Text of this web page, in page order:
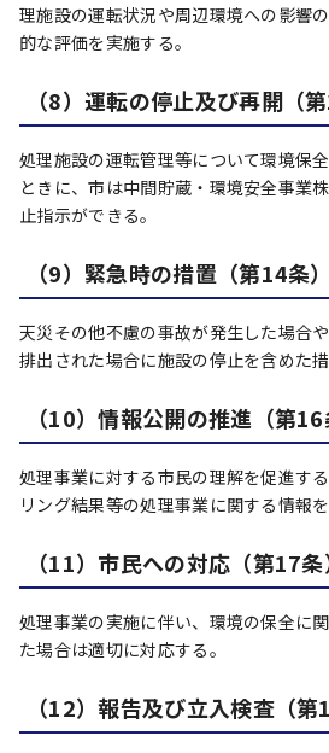
理施設の運転状況や周辺環境への影響
的な評価を実施する。
（8）運転の停止及び再開（第
処理施設の運転管理等について環境保
ときに、市は中間貯蔵・環境安全事業
止指示ができる。
（9）緊急時の措置（第14条）
天災その他不慮の事故が発生した場合
排出された場合に施設の停止を含めた措
（10）情報公開の推進（第16
処理事業に対する市民の理解を促進す
リング結果等の処理事業に関する情報
（11）市民への対応（第17条
処理事業の実施に伴い、環境の保全に
た場合は適切に対応する。
（12）報告及び立入検査（第